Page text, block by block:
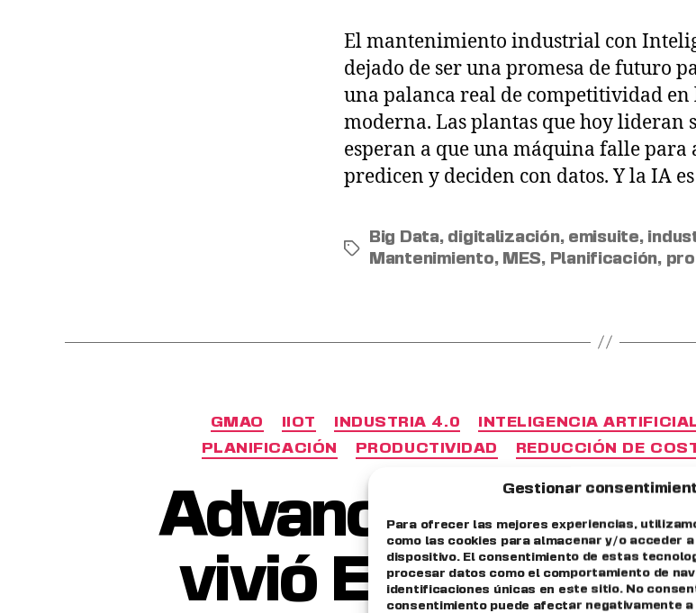
Gestionar
Para ofrecer las mejores experiencias,
como las cookies para almacenar y/o acceder
dispositivo. El consentimiento de estas
procesar datos como el comportamiento de
identificaciones únicas en este sitio. No
consentimiento puede afectar negativamente
El mantenimiento industrial con
dejado de ser una promesa de futuro
una palanca real de competitividad
moderna. Las plantas que hoy lideran
esperan a que una máquina falle para
predicen y deciden con datos. Y la IA
Big Data, digitalización, emisuite,
Mantenimiento, MES, Planificación,
GMAO IIOT INDUSTRIA 4.0 INTELIGENCIA
PLANIFICACIÓN
PRODUCTIVIDAD REDUCCIÓN DE
Advanced
vivió EMI Suite